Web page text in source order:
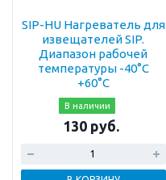
SIP-HU Нагреватель для
извещателей SIP.
Диапазон рабочей
температуры -40°С
+60°С
В наличии
130 руб.